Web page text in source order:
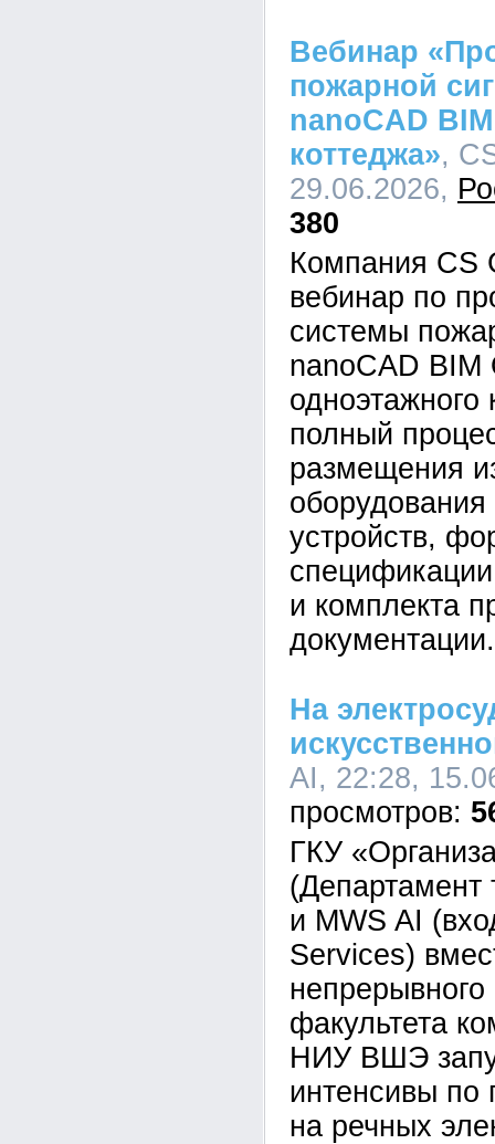
Вебинар
пожарной
nanoCAD
коттеджа»,
29.06.2026,
380
Компания CS
вебинар по
системы
nanoCAD
полный
размещения
устройств,
и комплекта
документации.
На
AI, 22:28,
ГКУ
(Департамент
и MWS AI
Services)
факультета
НИУ ВШЭ
интенсивы по
на речных